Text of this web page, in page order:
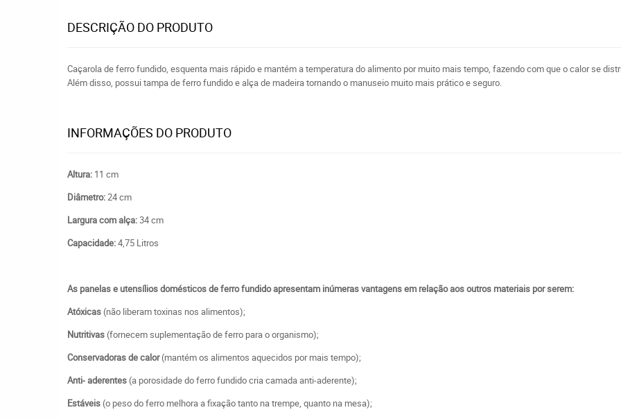
DESCRIÇÃO DO PRODUTO
Caçarola de ferro fundido, esquenta mais rápido e mantém a temperatura do alimento por muito mais tempo, fazendo com que o calor se
Além disso, possui tampa de ferro fundido e alça de madeira tornando o manuseio muito mais prático e seguro.
INFORMAÇÕES DO PRODUTO
Altura: 11 cm
Diâmetro:24 cm
Largura com alça:34 cm
Capacidade:4,75 Litros
As panelas e utensílios domésticos de ferro fundido apresentam inúmeras vantagens em relação aos outros materiais por serem:
Atóxicas (não liberam toxinas nos alimentos);
Nutritivas (fornecem suplementação de ferro para o organismo);
Conservadoras de calor(mantém os alimentos aquecidos por mais tempo);
Anti- aderentes (a porosidade do ferro fundido cria camada anti-aderente);
Estáveis (o peso do ferro melhora a fixação tanto na trempe, quanto na mesa);